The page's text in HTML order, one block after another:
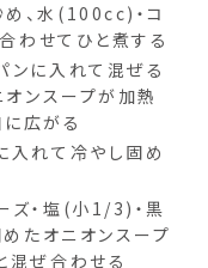
、水(100cc)・コ
わせてひと煮する
ンに入れて混ぜる
ンスープが加熱
広がる
入れて冷やし固め
ズ・塩(小1/3)・黒
たオニオンスープ
混ぜ合わせる